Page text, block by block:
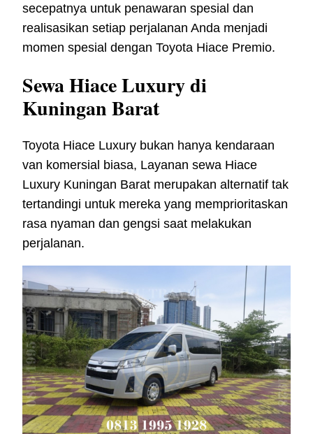
secepatnya untuk penawaran spesial dan
realisasikan setiap perjalanan Anda menjadi
momen spesial dengan Toyota Hiace Premio.
Sewa Hiace Luxury di
Kuningan Barat
Toyota Hiace Luxury bukan hanya kendaraan
van komersial biasa, Layanan sewa Hiace
Luxury Kuningan Barat merupakan alternatif tak
tertandingi untuk mereka yang memprioritaskan
rasa nyaman dan gengsi saat melakukan
perjalanan.